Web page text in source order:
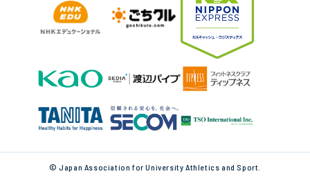
© Japan Association for University Athletics and Sport.